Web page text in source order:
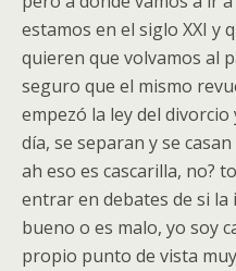
estamos en el siglo XXI y
quieren que volvamos al
seguro que el mismo
empezó la ley del
día, se separan y se
ah eso es cascarilla, no?
entrar en debates de si la
bueno o es malo, yo soy
propio punto de vista